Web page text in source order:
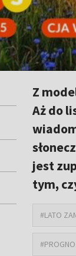
Z
Aż do
jest
tym,
#LATO